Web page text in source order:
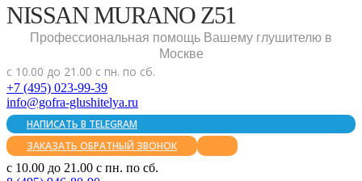
NISSAN MURANO Z51
Профессиональная помощь Вашему глушителю в
Москве
с 10.00 до 21.00 с пн. по сб.
+7 (495) 023-99-39
info@gofra-glushitelya.ru
НАПИСАТЬ В TELEGRAM
ЗАКАЗАТЬ ОБРАТНЫЙ ЗВОНОК
с 10.00 до 21.00 с пн. по сб.